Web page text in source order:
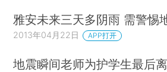
雅安未来三天多阴雨 需警惕
2013年04月22日 APP打开
地震瞬间老师为护学生最后离